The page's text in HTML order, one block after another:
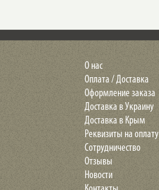
О нас
Оплата / Доставка
Оформление заказа
Доставка в Украину
Доставка в Крым
Реквизиты на оплату
Сотрудничество
Отзывы
Новости